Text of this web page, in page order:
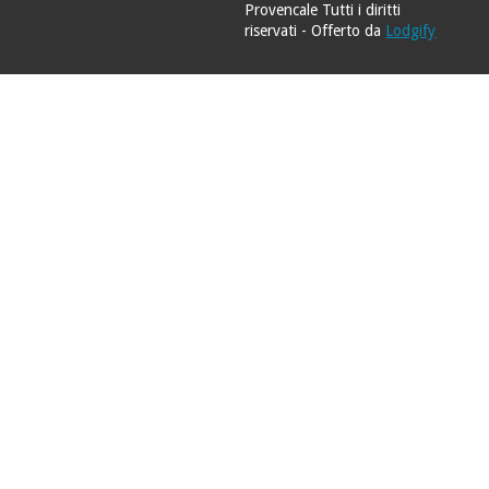
Provencale Tutti i diritti
riservati - Offerto da Lodgify